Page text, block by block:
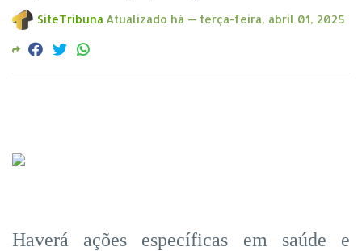
SiteTribuna Atualizado há — terça-feira, abril 01, 2025
Haverá ações específicas em saúde e